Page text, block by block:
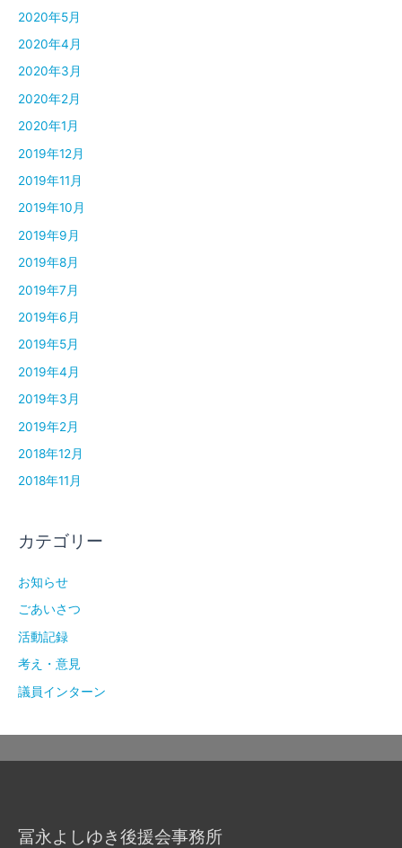
2020年5月
2020年4月
2020年3月
2020年2月
2020年1月
2019年12月
2019年11月
2019年10月
2019年9月
2019年8月
2019年7月
2019年6月
2019年5月
2019年4月
2019年3月
2019年2月
2018年12月
2018年11月
カテゴリー
お知らせ
ごあいさつ
活動記録
考え・意見
議員インターン
冨永よしゆき後援会事務所